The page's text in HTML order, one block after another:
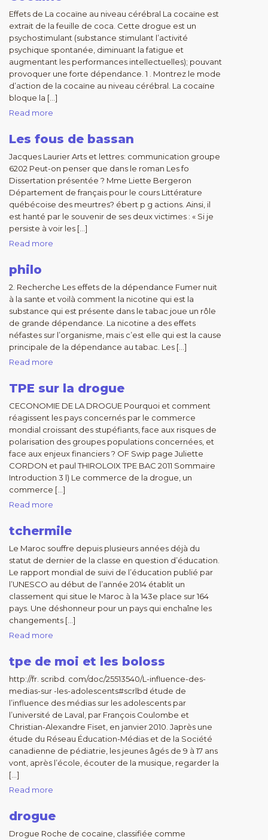
Effets de La cocaïne au niveau cérébral La cocaïne est
extrait de la feuille de coca. Cette drogue est un
psychostimulant (substance stimulant l’activité
psychique spontanée, diminuant la fatigue et
augmentant les performances intellectuelles); pouvant
provoquer une forte dépendance. 1 . Montrez le mode
d’action de la cocaïne au niveau cérébral. La cocaïne
bloque la […]
Read more
Les fous de bassan
Jacques Laurier Arts et lettres: communication groupe
6202 Peut-on penser que dans le roman Les fo
Dissertation présentée ? Mme Liette Bergeron
Département de français pour le cours Littérature
québécoise des meurtres? ébert p g actions. Ainsi, il
est hanté par le souvenir de ses deux victimes : « Si je
persiste à voir les […]
Read more
philo
2. Recherche Les effets de la dépendance Fumer nuit
à la sante et voilà comment la nicotine qui est la
substance qui est présente dans le tabac joue un rôle
de grande dépendance. La nicotine a des effets
néfastes sur l’organisme, mais c’est elle qui est la cause
principale de la dépendance au tabac. Les […]
Read more
TPE sur la drogue
CECONOMIE DE LA DROGUE Pourquoi et comment
réagissent les pays concernés par le commerce
mondial croissant des stupéfiants, face aux risques de
polarisation des groupes populations concernées, et
face aux enjeux financiers ? OF Swip page Juliette
CORDON et paul THIROLOIX TPE BAC 2011 Sommaire
Introduction 3 l) Le commerce de la drogue, un
commerce […]
Read more
tchermile
Le Maroc souffre depuis plusieurs années déjà du
statut de dernier de la classe en question d’éducation.
Le rapport mondial de suivi de l’éducation publié par
l’UNESCO au début de l’année 2014 établit un
classement qui situe le Maroc à la 143e place sur 164
pays. Une déshonneur pour un pays qui enchaîne les
changements […]
Read more
tpe de moi et les boloss
http://fr. scribd. com/doc/25513540/L-infIuence-des-
medias-sur -les-adolescents#scrlbd étude de
l’influence des médias sur les adolescents par
l’université de Laval, par François Coulombe et
Christian-Alexandre Fiset, en janvier 2010. Japrès une
étude du Réseau Éducation-Médias et de la Société
canadienne de pédiatrie, les jeunes âgés de 9 à 17 ans
vont, après l’école, écouter de la musique, regarder la
[…]
Read more
drogue
Drogue Roche de cocaïne, classifiée comme